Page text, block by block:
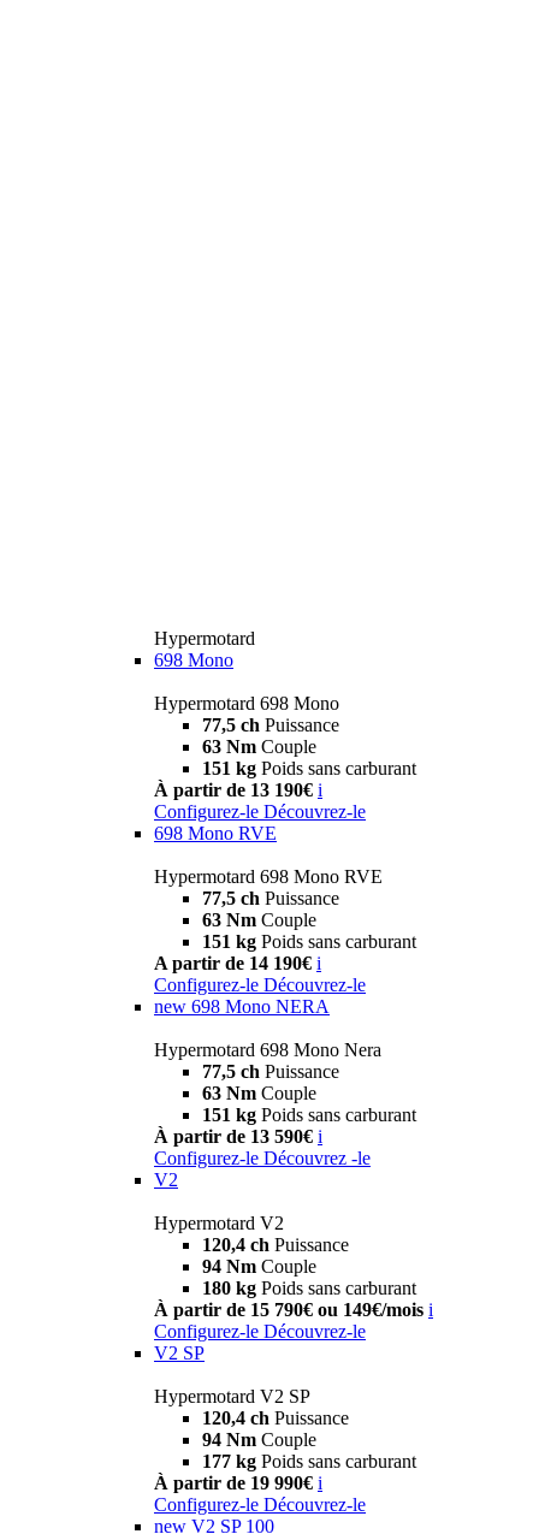
Hypermotard
698 Mono
Hypermotard 698 Mono
77,5 ch Puissance
63 Nm Couple
151 kg Poids sans carburant
À partir de 13 190€ i
Configurez-le Découvrez-le
698 Mono RVE
Hypermotard 698 Mono RVE
77,5 ch Puissance
63 Nm Couple
151 kg Poids sans carburant
A partir de 14 190€ i
Configurez-le Découvrez-le
new 698 Mono NERA
Hypermotard 698 Mono Nera
77,5 ch Puissance
63 Nm Couple
151 kg Poids sans carburant
À partir de 13 590€ i
Configurez-le Découvrez -le
V2
Hypermotard V2
120,4 ch Puissance
94 Nm Couple
180 kg Poids sans carburant
À partir de 15 790€ ou 149€/mois i
Configurez-le Découvrez-le
V2 SP
Hypermotard V2 SP
120,4 ch Puissance
94 Nm Couple
177 kg Poids sans carburant
À partir de 19 990€ i
Configurez-le Découvrez-le
new V2 SP 100